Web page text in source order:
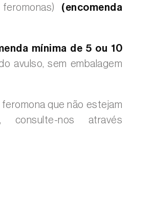
(encomenda
mínima de 5 ou 10
avulso, sem embalagem
que não estejam
consulte-nos através